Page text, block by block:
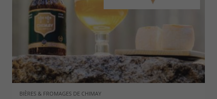
BIÈRES & FROMAGES DE CHIMAY